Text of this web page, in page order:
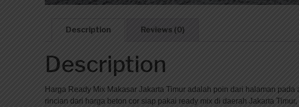
Description Reviews (0)
Description
Harga Ready Mix Makasar Jakarta Timur adalah poin dari halaman pada
rincian dari harga beton cor siap pakai ready mix di daerah Jakarta